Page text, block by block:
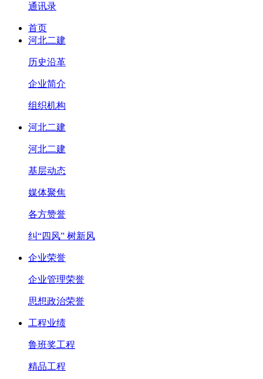
通讯录
首页
河北二建
历史沿革
企业简介
组织机构
河北二建
河北二建
基层动态
媒体聚焦
各方赞誉
纠“四风” 树新风
企业荣誉
企业管理荣誉
思想政治荣誉
工程业绩
鲁班奖工程
精品工程